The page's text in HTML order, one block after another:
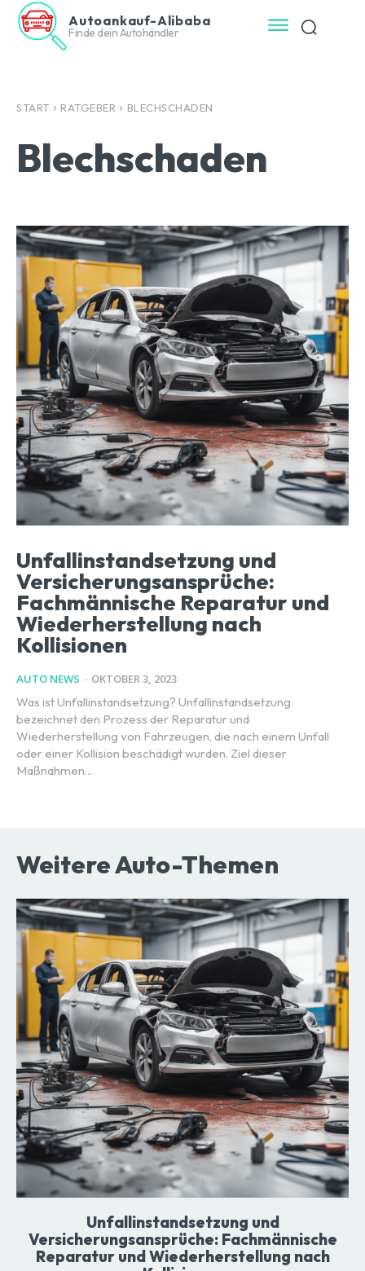
Autoankauf-Alibaba
Finde dein Autohändler
START RATGEBER BLECHSCHADEN
Blechschaden
Unfallinstandsetzung und
Versicherungsansprüche:
Fachmännische Reparatur und
Wiederherstellung nach
Kollisionen
AUTO NEWS - OKTOBER 3, 2023
Was ist Unfallinstandsetzung? Unfallinstandsetzung
bezeichnet den Prozess der Reparatur und
Wiederherstellung von Fahrzeugen, die nach einem Unfall
oder einer Kollision beschädigt wurden. Ziel dieser
Maßnahmen...
Weitere Auto-Themen
Unfallinstandsetzung und
Versicherungsansprüche: Fachmännische
Reparatur und Wiederherstellung nach